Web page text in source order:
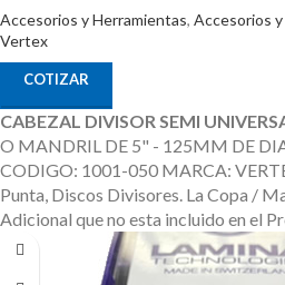
Accesorios y Herramientas, Accesorios
Vertex
COTIZAR
CABEZAL DIVISOR SEMI
O MANDRIL DE 5" - 125MM DE
CODIGO: 1001-050 MARCA:
Punta, Discos Divisores. La Copa /
Adicional que no esta incluido en el